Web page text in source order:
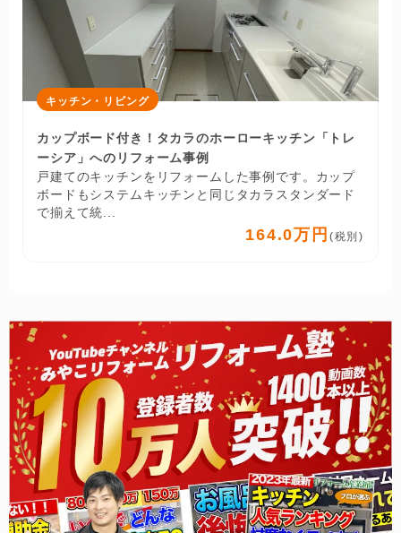
キッチン・リビング
カップボード付き！タカラのホーローキッチン「トレ
ーシア」へのリフォーム事例
戸建てのキッチンをリフォームした事例です。カップ
ボードもシステムキッチンと同じタカラスタンダード
で揃えて統...
164.0万円 (税別)